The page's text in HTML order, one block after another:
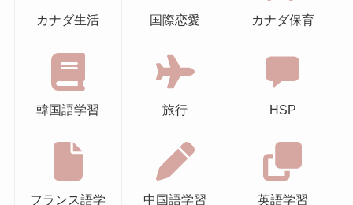
カナダ生活 国際恋愛 カナダ保育
韓国語学習 旅行 HSP
フランス語学
中国語学習 英語学習